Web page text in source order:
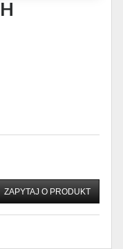
ZAPYTAJ O PRODUKT